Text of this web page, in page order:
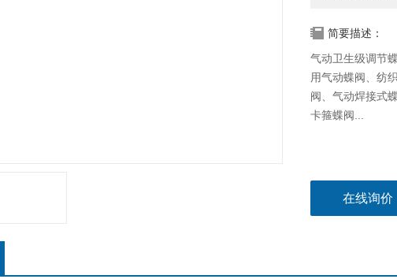
简要描述：
气动卫生级调节
用气动蝶阀、纺
阀、气动焊接式
卡箍蝶阀...
在线询价